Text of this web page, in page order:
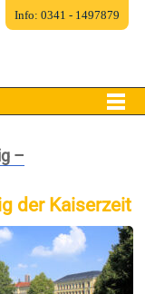
–
der Kaiserzeit
Info: 0341 - 1497879